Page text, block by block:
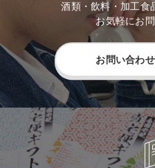
酒類・飲料・加工食
お気軽にお
お問い合わ